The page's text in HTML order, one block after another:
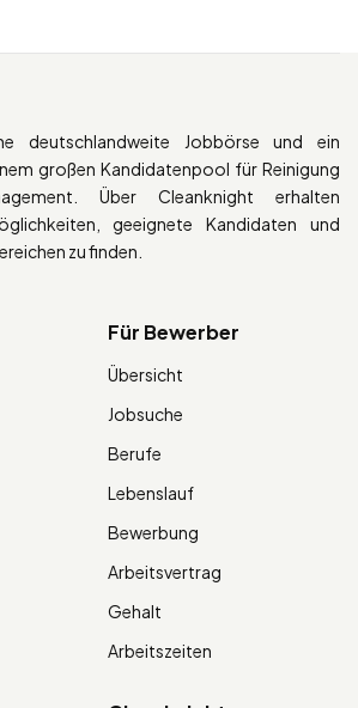
deutschlandweite Jobbörse und ein
großen Kandidatenpool für Reinigung
Über Cleanknight erhalten
geeignete Kandidaten und
zu finden.
Für Bewerber
Übersicht
Jobsuche
Berufe
Lebenslauf
Bewerbung
Arbeitsvertrag
Gehalt
Arbeitszeiten